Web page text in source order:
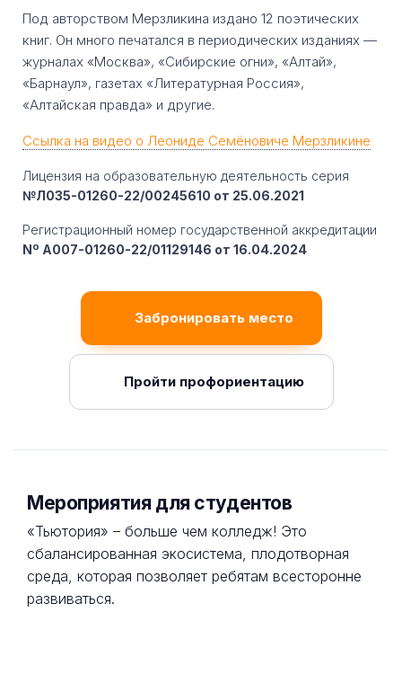
Под авторством Мерзликина издано 12 поэтических
книг. Он много печатался в периодических изданиях —
журналах «Москва», «Сибирские огни», «Алтай»,
«Барнаул», газетах «Литературная Россия»,
«Алтайская правда» и другие.
Ссылка на видео о Леониде Семёновиче Мерзликине
Лицензия на образовательную деятельность серия
№Л035-01260-22/00245610 от 25.06.2021
Регистрационный номер государственной аккредитации
Nº A007-01260-22/01129146 от 16.04.2024
Забронировать место
Пройти профориентацию
Мероприятия для студентов
«Тьютория» – больше чем колледж! Это
сбалансированная экосистема, плодотворная
среда, которая позволяет ребятам всесторонне
развиваться.